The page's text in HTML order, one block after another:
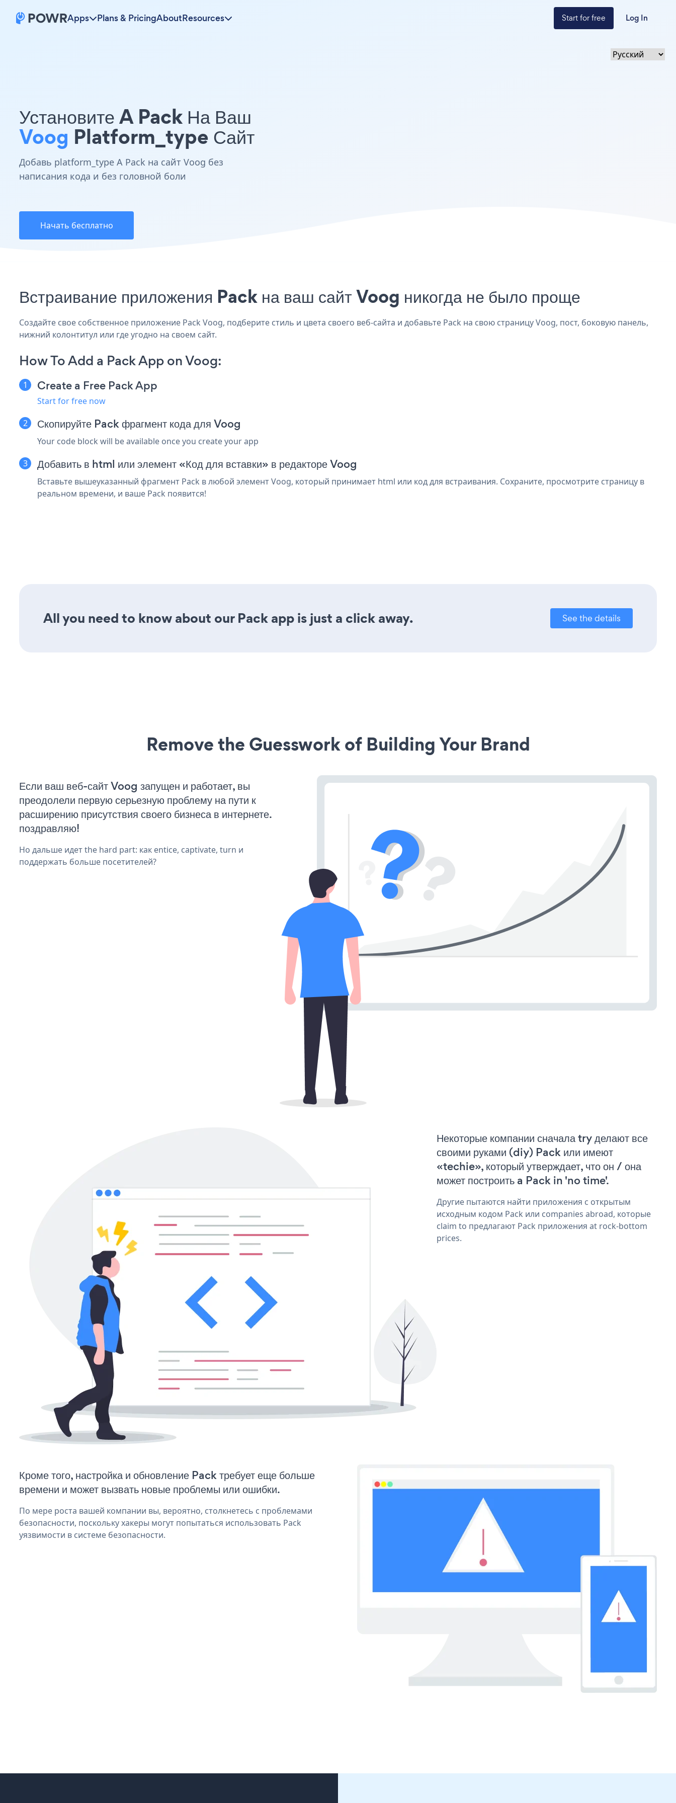
Apps Plans & PricingAboutResources Start for free Log In
Установите A Pack На Ваш
Voog Platform_type Сайт
Добавь platform_type A Pack на сайт Voog без
написания кода и без головной боли
Начать бесплатно
Встраивание приложения Pack на ваш сайт Voog никогда не было проще
Создайте свое собственное приложение Pack Voog, подберите стиль и цвета своего веб-сайта и добавьте Pack на свою страницу Voog, пост, боковую панель,
нижний колонтитул или где угодно на своем сайт.
How To Add a Pack App on Voog:
Create a Free Pack App
Start for free now
Скопируйте Pack фрагмент кода для Voog
Your code block will be available once you create your app
Добавить в html или элемент «Код для вставки» в редакторе Voog
Вставьте вышеуказанный фрагмент Pack в любой элемент Voog, который принимает html или код для встраивания. Сохраните, просмотрите страницу в
реальном времени, и ваше Pack появится!
All you need to know about our Pack app is just a click away. See the details
Remove the Guesswork of Building Your Brand
Если ваш веб-сайт Voog запущен и работает, вы
преодолели первую серьезную проблему на пути к
расширению присутствия своего бизнеса в интернете.
поздравляю!
Но дальше идет the hard part: как entice, captivate, turn и
поддержать больше посетителей?
Некоторые компании сначала try делают все
своими руками (diy) Pack или имеют
«techie», который утверждает, что он / она
может построить a Pack in 'no time'.
Другие пытаются найти приложения с открытым
исходным кодом Pack или companies abroad, которые
claim to предлагают Pack приложения at rock-bottom
prices.
Кроме того, настройка и обновление Pack требует еще больше
времени и может вызвать новые проблемы или ошибки.
По мере роста вашей компании вы, вероятно, столкнетесь с проблемами
безопасности, поскольку хакеры могут попытаться использовать Pack
уязвимости в системе безопасности.